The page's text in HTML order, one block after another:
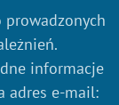
prowadzonych
informacje
adres e-mail: